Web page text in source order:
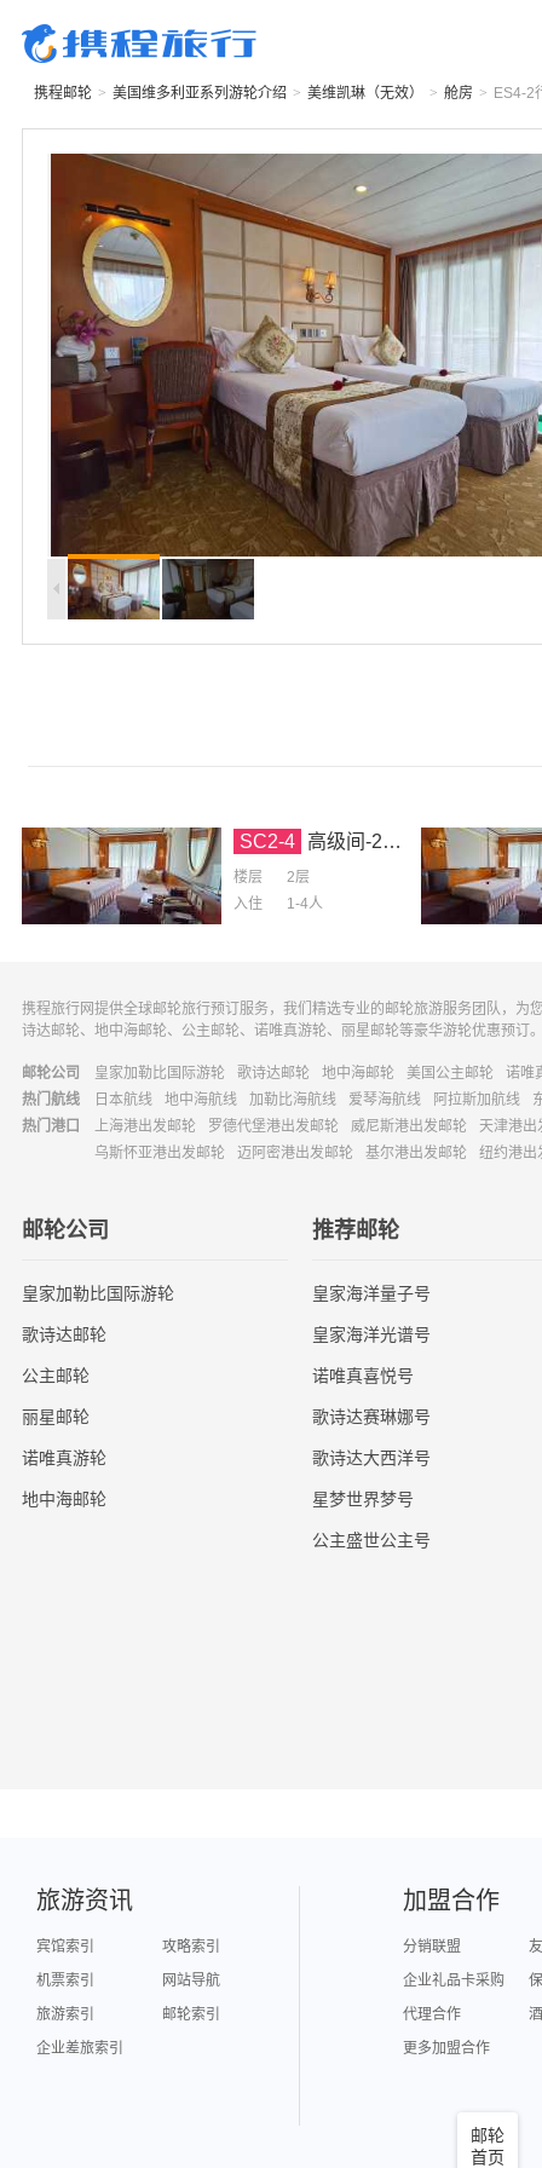
携程邮轮 > 美国维多利亚系列游轮介绍 > 美维凯琳（无效） > 舱房 > ES4-2
SC2-4 高级间-2层（第三人加床）
楼层
2层
入住
1-4人
携程旅行网提供全球邮轮旅行预订服务，我们精选专业的邮轮旅游服务团队，
诗达邮轮、地中海邮轮、公主邮轮、诺唯真游轮、丽星邮轮等豪华游轮优惠预订
邮轮公司 皇家加勒比国际游轮 歌诗达邮轮 地中海邮轮 美国公主邮轮
诺唯
热门航线
日本航线 地中海航线 加勒比海航线 爱琴海航线 阿拉斯加航线
热门港口
上海港出发邮轮 罗德代堡港出发邮轮 威尼斯港出发邮轮
天津港出
乌斯怀亚港出发邮轮
迈阿密港出发邮轮 基尔港出发邮轮 纽约港出
邮轮公司
皇家加勒比国际游轮
歌诗达邮轮
公主邮轮
丽星邮轮
诺唯真游轮
地中海邮轮
推荐邮轮
皇家海洋量子号
皇家海洋光谱号
诺唯真喜悦号
歌诗达赛琳娜号
歌诗达大西洋号
星梦世界梦号
公主盛世公主号
邮轮
首页
旅游资讯
宾馆索引
攻略索引
机票索引
网站导航
旅游索引
邮轮索引
企业差旅索引
加盟合作
分销联盟
企业礼品卡采购
代理合作
更多加盟合作